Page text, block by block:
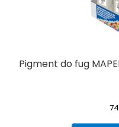
Pigment do fug